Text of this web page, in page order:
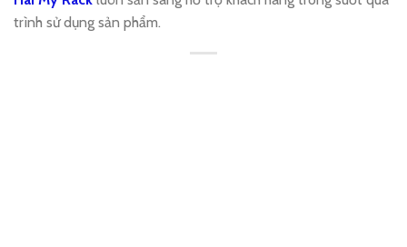
trình sử dụng sản phẩm.